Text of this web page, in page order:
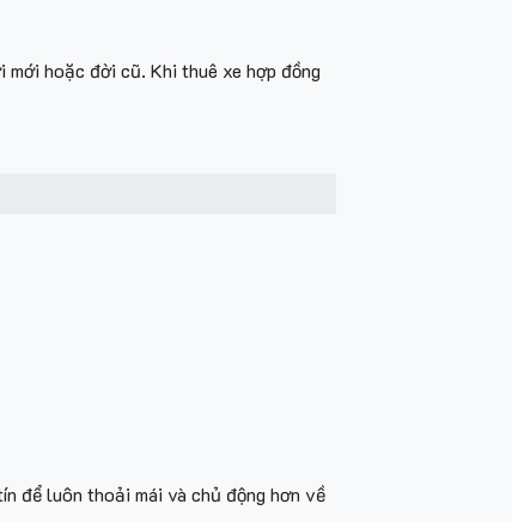
hoặc đời cũ. Khi thuê xe hợp đồng
để luôn thoải mái và chủ động hơn về